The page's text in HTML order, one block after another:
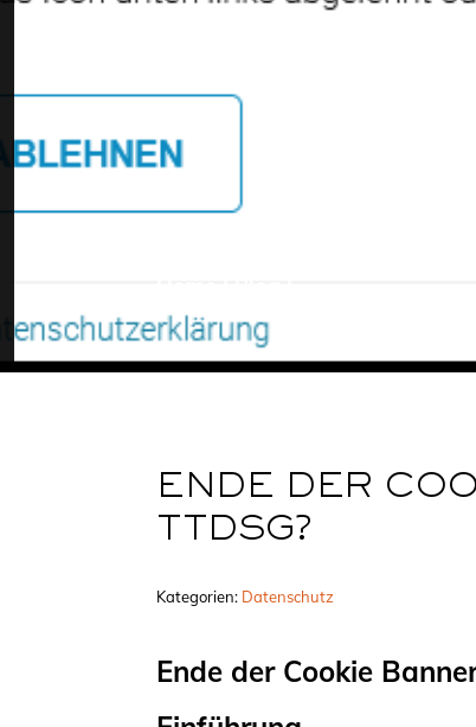
ENDE DER
TTDSG?
Kategorien: Datenschutz
Ende der Cookie